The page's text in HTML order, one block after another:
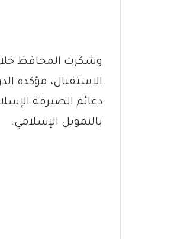
وشكرت المحافظ
الاستقبال، مؤكدة
دعائم الصيرفة
بالتمويل الإسلامي.